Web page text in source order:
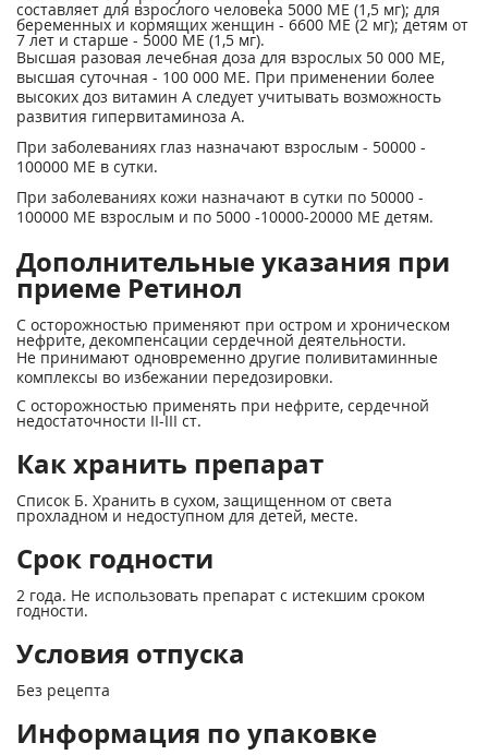
составляет для взрослого человека 5000 ME (1,5 мг); для
беременных и кормящих женщин - 6600 ME (2 мг); детям от
7 лет и старше - 5000 ME (1,5 мг).
Высшая разовая лечебная доза для взрослых 50 000 ME,
высшая суточная - 100 000 ME. При применении более
высоких доз витамин А следует учитывать возможность
развития гипервитаминоза А.
При заболеваниях глаз назначают взрослым - 50000 -
100000 ME в сутки.
При заболеваниях кожи назначают в сутки по 50000 -
100000 ME взрослым и по 5000 -10000-20000 ME детям.
Дополнительные указания при
приеме Ретинол
C осторожностью применяют при остром и хроническом
нефрите, декомпенсации сердечной деятельности.
Не принимают одновременно другие поливитаминные
комплексы во избежании передозировки.
С осторожностью применять при нефрите, сердечной
недостаточности II-III ст.
Как хранить препарат
Список Б. Хранить в сухом, защищенном от света
прохладном и недоступном для детей, месте.
Срок годности
2 года. Не использовать препарат с истекшим сроком
годности.
Условия отпуска
Без рецепта
Информация по упаковке